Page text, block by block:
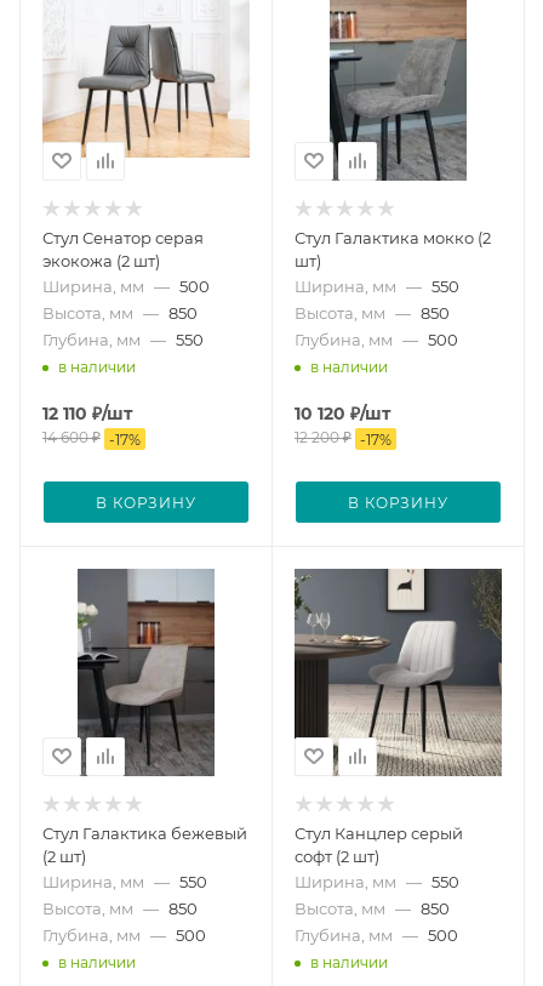
Стул Сенатор серая
экокожа (2 шт)
Ширина, мм — 500
Высота, мм — 850
Глубина, мм — 550
в наличии
12 110 ₽/шт
14 600₽ -17%
В КОРЗИНУ
Стул Галактика мокко (2
шт)
Ширина, мм — 550
Высота, мм — 850
Глубина, мм — 500
в наличии
10 120 ₽/шт
12 200₽ -17%
В КОРЗИНУ
Стул Галактика бежевый
(2 шт)
Ширина, мм — 550
Высота, мм — 850
Глубина, мм — 500
в наличии
Стул Канцлер серый
софт (2 шт)
Ширина, мм — 550
Высота, мм — 850
Глубина, мм — 500
в наличии